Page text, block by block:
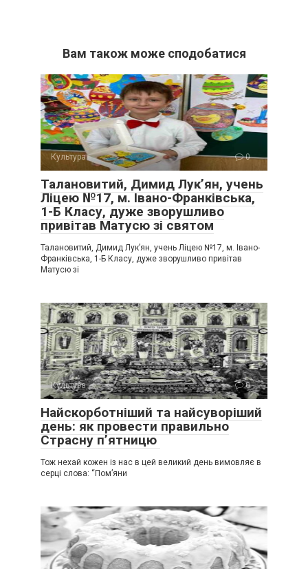
Вам також може сподобатися
Культура 0
Талановитий, Димид Лук’ян, учень
Ліцею №17, м. Івано-Франківська,
1-Б Класу, дуже зворушливо
привітав Матусю зі святом
Талановитий, Димид Лук’ян, учень Ліцею №17, м. Івано-
Франківська, 1-Б Класу, дуже зворушливо привітав
Матусю зі
Культура 0
Найскорботніший та найсуворіший
день: як провести правильно
Страсну п’ятницю
Тож нехай кожен із нас в цей великий день вимовляє в
серці слова: “Пом’яни